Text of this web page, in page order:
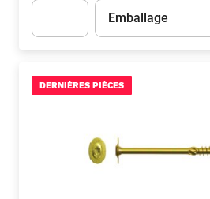
Unité
Emballage
DERNIÈRES PIÈCES